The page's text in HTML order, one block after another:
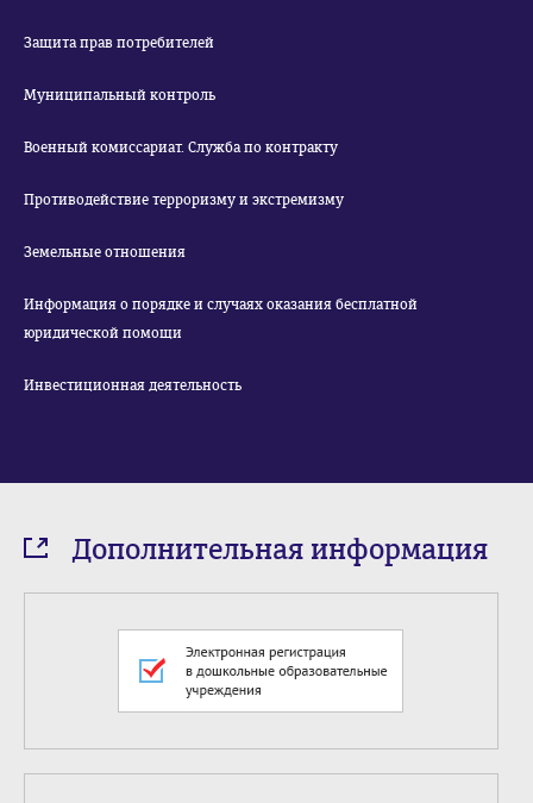
Защита прав потребителей
Муниципальный контроль
Военный комиссариат. Служба по контракту
Противодействие терроризму и экстремизму
Земельные отношения
Информация о порядке и случаях оказания бесплатной
юридической помощи
Инвестиционная деятельность
Дополнительная информация